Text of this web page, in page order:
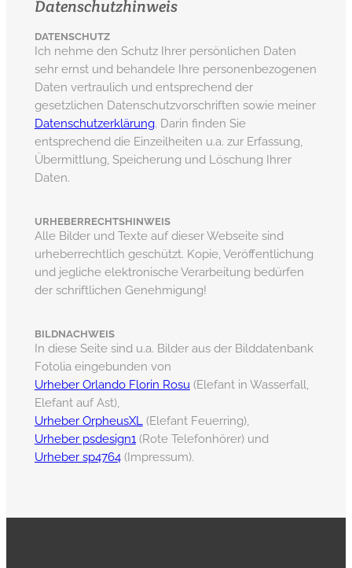
Datenschutzhinweis
DATENSCHUTZ
Ich nehme den Schutz Ihrer persönlichen Daten
sehr ernst und behandele Ihre personenbezogenen
Daten vertraulich und entsprechend der
gesetzlichen Datenschutzvorschriften sowie meiner
Datenschutzerklärung. Darin finden Sie
entsprechend die Einzeilheiten u.a. zur Erfassung,
Übermittlung, Speicherung und Löschung Ihrer
Daten.
URHEBERRECHTSHINWEIS
Alle Bilder und Texte auf dieser Webseite sind
urheberrechtlich geschützt. Kopie, Veröffentlichung
und jegliche elektronische Verarbeitung bedürfen
der schriftlichen Genehmigung!
BILDNACHWEIS
In diese Seite sind u.a. Bilder aus der Bilddatenbank
Fotolia eingebunden von
Urheber Orlando Florin Rosu (Elefant in Wasserfall,
Elefant auf Ast),
Urheber OrpheusXL(Elefant Feuerring),
Urheber psdesign1(Rote Telefonhörer) und
Urheber sp4764(Impressum).